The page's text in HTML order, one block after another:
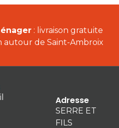
: livraison gratuite
autour de Saint-Ambroix
Adresse
SERRE ET
FILS